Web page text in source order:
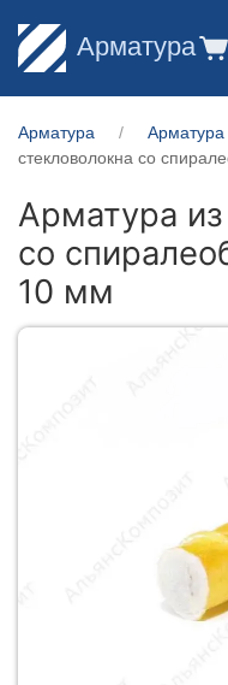
Арматура
Арматура Арматура
стекловолокна со
Арматура
со
10 мм